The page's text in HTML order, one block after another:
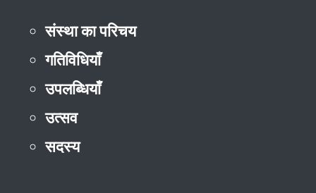
संस्था का परिचय
गतिविधियाँ
उपलब्धियाँ
उत्सव
सदस्य